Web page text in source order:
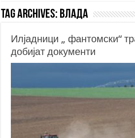
Tag Archives: влада
Илјадници „ фантомски“
добијат документи